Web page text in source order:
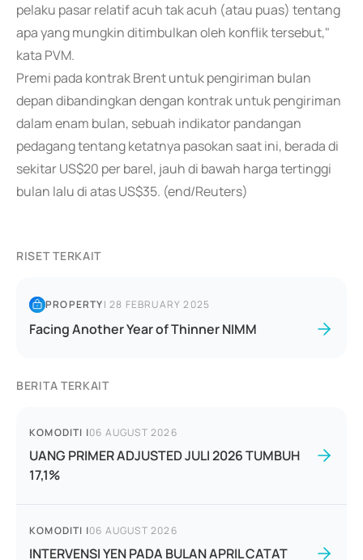
pelaku pasar relatif acuh tak acuh (atau puas) tentang
apa yang mungkin ditimbulkan oleh konflik tersebut,"
kata PVM.
Premi pada kontrak Brent untuk pengiriman bulan
depan dibandingkan dengan kontrak untuk pengiriman
dalam enam bulan, sebuah indikator pandangan
pedagang tentang ketatnya pasokan saat ini, berada di
sekitar US$20 per barel, jauh di bawah harga tertinggi
bulan lalu di atas US$35. (end/Reuters)
RISET TERKAIT
PROPERTY|28 FEBRUARY 2025
Facing Another Year of Thinner NIMM
BERITA TERKAIT
KOMODITI |06 AUGUST 2026
UANG PRIMER ADJUSTED JULI 2026 TUMBUH
17,1%
KOMODITI |06 AUGUST 2026
INTERVENSI YEN PADA BULAN APRIL CATAT